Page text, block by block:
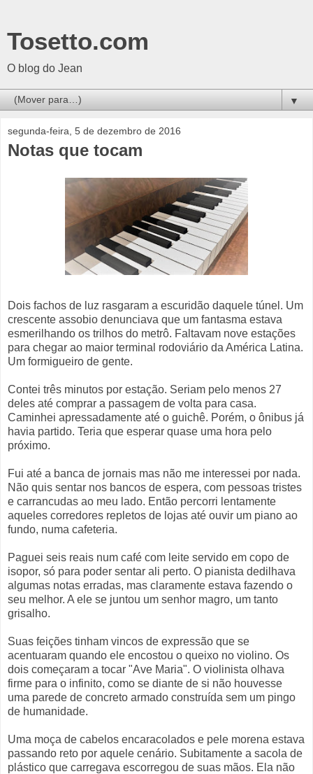
Tosetto.com
O blog do Jean
▼
segunda-feira, 5 de dezembro de 2016
Notas que tocam
Dois fachos de luz rasgaram a escuridão daquele túnel. Um
crescente assobio denunciava que um fantasma estava
esmerilhando os trilhos do metrô. Faltavam nove estações
para chegar ao maior terminal rodoviário da América Latina.
Um formigueiro de gente.
Contei três minutos por estação. Seriam pelo menos 27
deles até comprar a passagem de volta para casa.
Caminhei apressadamente até o guichê. Porém, o ônibus já
havia partido. Teria que esperar quase uma hora pelo
próximo.
Fui até a banca de jornais mas não me interessei por nada.
Não quis sentar nos bancos de espera, com pessoas tristes
e carrancudas ao meu lado. Então percorri lentamente
aqueles corredores repletos de lojas até ouvir um piano ao
fundo, numa cafeteria.
Paguei seis reais num café com leite servido em copo de
isopor, só para poder sentar ali perto. O pianista dedilhava
algumas notas erradas, mas claramente estava fazendo o
seu melhor. A ele se juntou um senhor magro, um tanto
grisalho.
Suas feições tinham vincos de expressão que se
acentuaram quando ele encostou o queixo no violino. Os
dois começaram a tocar "Ave Maria". O violinista olhava
firme para o infinito, como se diante de si não houvesse
uma parede de concreto armado construída sem um pingo
de humanidade.
Uma moça de cabelos encaracolados e pele morena estava
passando reto por aquele cenário. Subitamente a sacola de
plástico que carregava escorregou de suas mãos. Ela não